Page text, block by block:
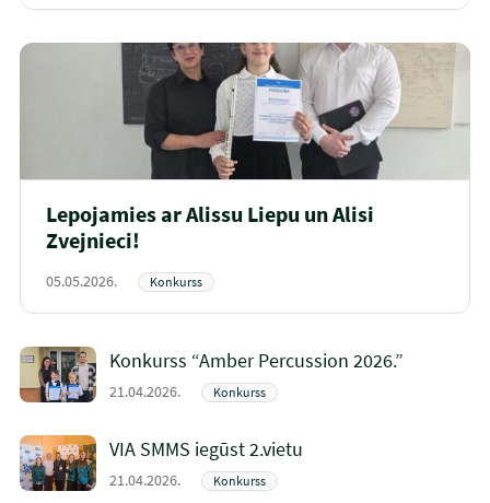
Lepojamies ar Alissu Liepu un Alisi
Zvejnieci!
05.05.2026. Konkurss
Konkurss “Amber Percussion 2026.”
21.04.2026. Konkurss
VIA SMMS iegūst 2.vietu
21.04.2026. Konkurss